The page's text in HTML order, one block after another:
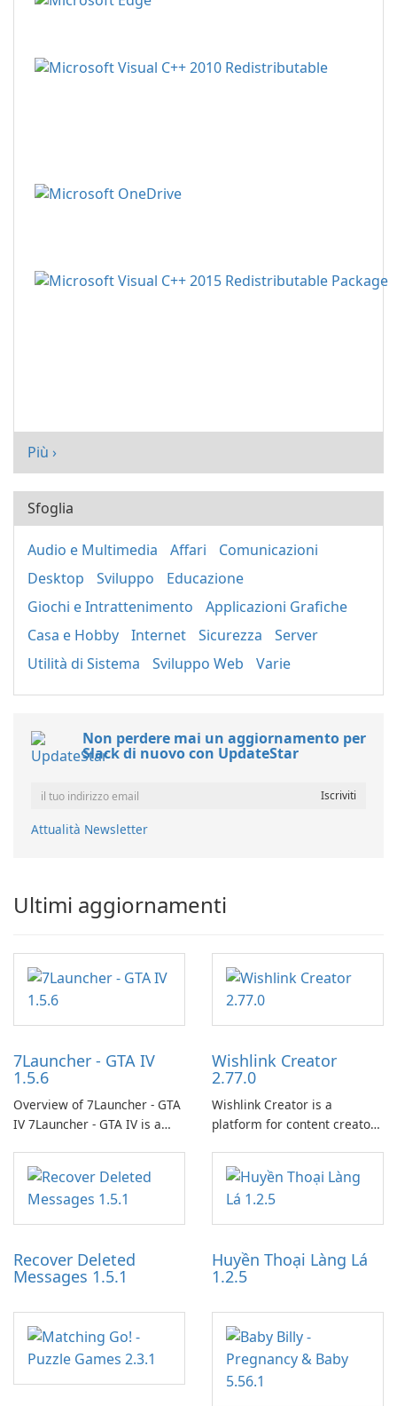
Più ›
Sfoglia
Audio e Multimedia Affari
Comunicazioni
Desktop
Sviluppo
Educazione
Giochi e Intrattenimento
Applicazioni Grafiche
Casa e Hobby
Internet Sicurezza
Server
Utilità di Sistema
Sviluppo Web Varie
Non perdere mai un aggiornamento per
Slack di nuovo con UpdateStar
Attualità Newsletter
Ultimi aggiornamenti
7Launcher - GTA IV
1.5.6
Overview of 7Launcher - GTA
IV 7Launcher - GTA IV is a
application designed to
optimize the gaming
experience for Grand Theft
Auto IV.
Wishlink Creator
2.77.0
Wishlink Creator is a
platform for content creators
work through built-in brand
partnerships and integrated
tools for content distribution
and audience engagement.
Recover Deleted
Messages 1.5.1
Huyền Thoại Làng Lá
1.2.5